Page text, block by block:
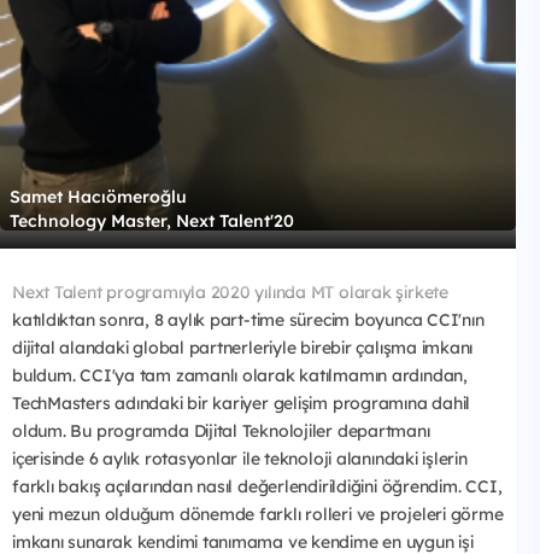
Samet Hacıömeroğlu
Technology Master, Next Talent'20
Next Talent programıyla 2020 yılında MT olarak şirkete
katıldıktan sonra, 8 aylık part-time sürecim boyunca CCI'nın
dijital alandaki global partnerleriyle birebir çalışma imkanı
buldum. CCI'ya tam zamanlı olarak katılmamın ardından,
TechMasters adındaki bir kariyer gelişim programına dahil
oldum. Bu programda Dijital Teknolojiler departmanı
içerisinde 6 aylık rotasyonlar ile teknoloji alanındaki işlerin
farklı bakış açılarından nasıl değerlendirildiğini öğrendim. CCI,
yeni mezun olduğum dönemde farklı rolleri ve projeleri görme
imkanı sunarak kendimi tanımama ve kendime en uygun işi